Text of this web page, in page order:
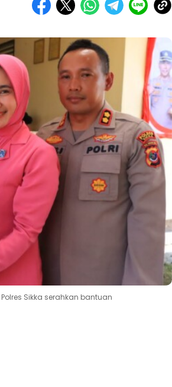
Sikka serahkan bantuan